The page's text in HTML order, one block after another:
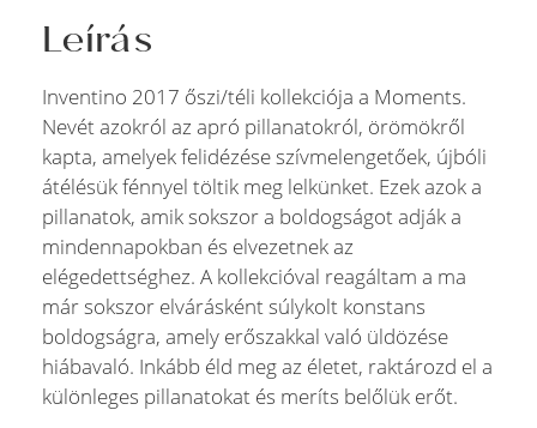
Leírás
Inventino 2017 őszi/téli kollekciója a Moments.
Nevét azokról az apró pillanatokról, örömökről
kapta, amelyek felidézése szívmelengetőek, újbóli
átélésük fénnyel töltik meg lelkünket. Ezek azok a
pillanatok, amik sokszor a boldogságot adják a
mindennapokban és elvezetnek az
elégedettséghez. A kollekcióval reagáltam a ma
már sokszor elvárásként súlykolt konstans
boldogságra, amely erőszakkal való üldözése
hiábavaló. Inkább éld meg az életet, raktározd el a
különleges pillanatokat és meríts belőlük erőt.